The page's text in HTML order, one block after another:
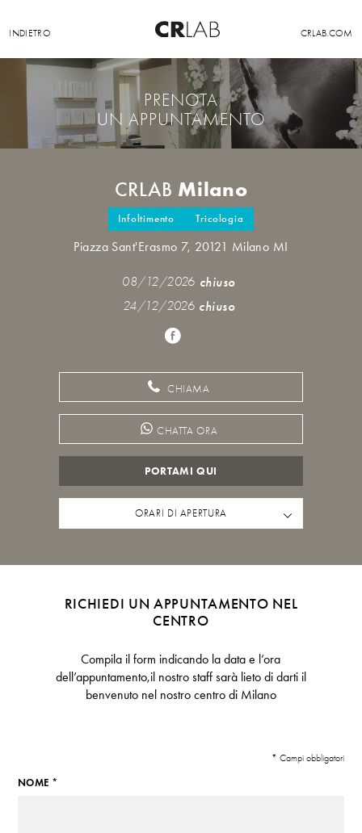
INDIETRO CRLAB.COM
PRENOTA
UN APPUNTAMENTO
CRLAB Milano
Infoltimento Tricologia
Piazza Sant'Erasmo 7, 20121 Milano MI
08/12/2026 chiuso
24/12/2026 chiuso
CHIAMA
CHATTA ORA
PORTAMI QUI
ORARI DI APERTURA
RICHIEDI UN APPUNTAMENTO NEL
CENTRO
Compila il form indicando la data e l’ora
dell’appuntamento,il nostro staff sarà lieto di darti il
benvenuto nel nostro centro di Milano
* Campi obbligatori
NOME *